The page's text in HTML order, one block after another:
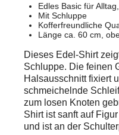
Edles Basic für
Mit Schluppe
Kofferfreundliche
Länge ca. 60 cm,
Dieses Edel-Shirt
Schluppe. Die feinen
Halsausschnitt fixiert
schmeichelnde
zum losen Knoten
Shirt ist sanft auf
und ist an der